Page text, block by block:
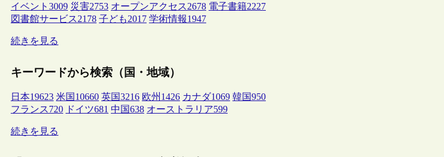
イベント 3009 災害2753 オープンアクセス2678 電子書籍2227
図書館サービス2178 子ども2017 学術情報1947
続きを見る
キーワードから検索（国・地域）
日本19623 米国 10660 英国3216 欧州 1426 カナダ1069 韓国950
フランス720 ドイツ681 中国638 オーストラリア599
続きを見る